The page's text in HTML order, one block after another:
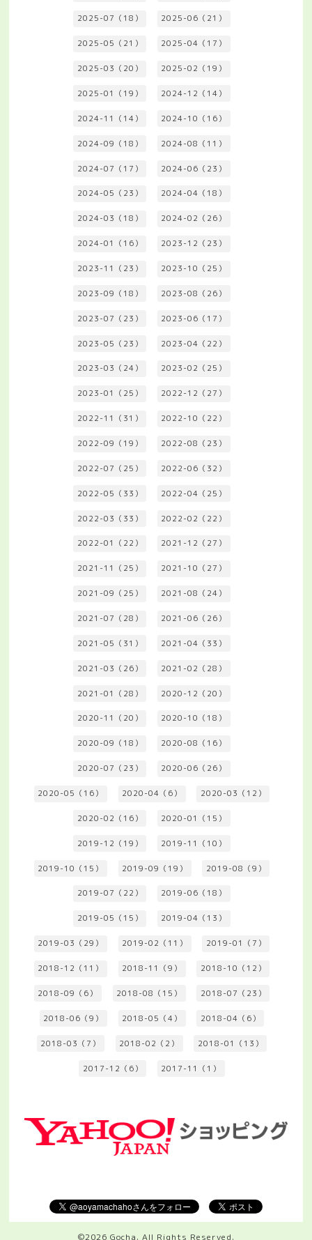
2025-07（18） 2025-06（21）
2025-05（21） 2025-04（17）
2025-03（20） 2025-02（19）
2025-01（19） 2024-12（14）
2024-11（14） 2024-10（16）
2024-09（18） 2024-08（11）
2024-07（17） 2024-06（23）
2024-05（23） 2024-04（18）
2024-03（18） 2024-02（26）
2024-01（16） 2023-12（23）
2023-11（23） 2023-10（25）
2023-09（18） 2023-08（26）
2023-07（23） 2023-06（17）
2023-05（23） 2023-04（22）
2023-03（24） 2023-02（25）
2023-01（25） 2022-12（27）
2022-11（31） 2022-10（22）
2022-09（19） 2022-08（23）
2022-07（25） 2022-06（32）
2022-05（33） 2022-04（25）
2022-03（33） 2022-02（22）
2022-01（22） 2021-12（27）
2021-11（25） 2021-10（27）
2021-09（25） 2021-08（24）
2021-07（28） 2021-06（26）
2021-05（31） 2021-04（33）
2021-03（26） 2021-02（28）
2021-01（28） 2020-12（20）
2020-11（20） 2020-10（18）
2020-09（18） 2020-08（16）
2020-07（23） 2020-06（26）
2020-05（16） 2020-04（6） 2020-03（12）
2020-02（16） 2020-01（15）
2019-12（19） 2019-11（10）
2019-10（15） 2019-09（19） 2019-08（9）
2019-07（22） 2019-06（18）
2019-05（15） 2019-04（13）
2019-03（29） 2019-02（11） 2019-01（7）
2018-12（11） 2018-11（9） 2018-10（12）
2018-09（6） 2018-08（15） 2018-07（23）
2018-06（9） 2018-05（4） 2018-04（6）
2018-03（7） 2018-02（2） 2018-01（13）
2017-12（6） 2017-11（1）
©2026 Gocha. All Rights Reserved.